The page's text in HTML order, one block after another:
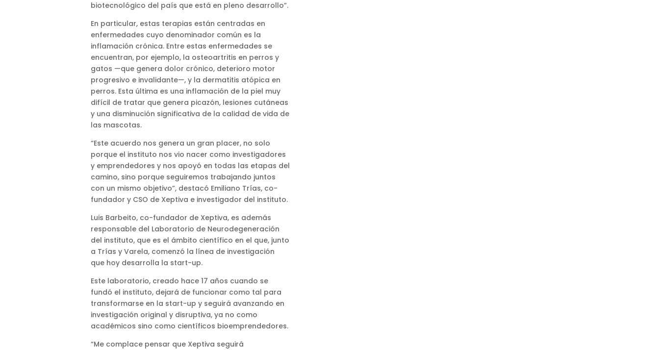
biotecnológico del país que está en pleno desarrollo”.
En particular, estas terapias están centradas en
enfermedades cuyo denominador común es la
inflamación crónica. Entre estas enfermedades se
encuentran, por ejemplo, la osteoartritis en perros y
gatos —que genera dolor crónico, deterioro motor
progresivo e invalidante—, y la dermatitis atópica en
perros. Esta última es una inflamación de la piel muy
difícil de tratar que genera picazón, lesiones cutáneas
y una disminución significativa de la calidad de vida de
las mascotas.
“Este acuerdo nos genera un gran placer, no solo
porque el instituto nos vio nacer como investigadores
y emprendedores y nos apoyó en todas las etapas del
camino, sino porque seguiremos trabajando juntos
con un mismo objetivo”, destacó Emiliano Trías, co-
fundador y CSO de Xeptiva e investigador del instituto.
Luis Barbeito, co-fundador de Xeptiva, es además
responsable del Laboratorio de Neurodegeneración
del instituto, que es el ámbito científico en el que, junto
a Trías y Varela, comenzó la línea de investigación
que hoy desarrolla la start-up.
Este laboratorio, creado hace 17 años cuando se
fundó el instituto, dejará de funcionar como tal para
transformarse en la start-up y seguirá avanzando en
investigación original y disruptiva, ya no como
académicos sino como científicos bioemprendedores.
“Me complace pensar que Xeptiva seguirá